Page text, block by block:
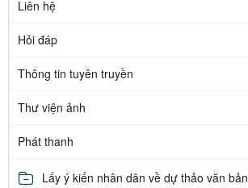
Liên hệ
Hỏi đáp
Thông tin tuyên truyền
Thư viện ảnh
Phát thanh
Lấy ý kiến nhân dân về dự thảo văn bản